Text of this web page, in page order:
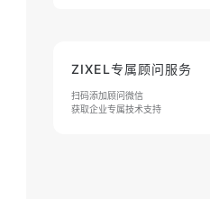
ZIXEL专属顾问服务
扫码添加顾问微信
获取企业专属技术支持